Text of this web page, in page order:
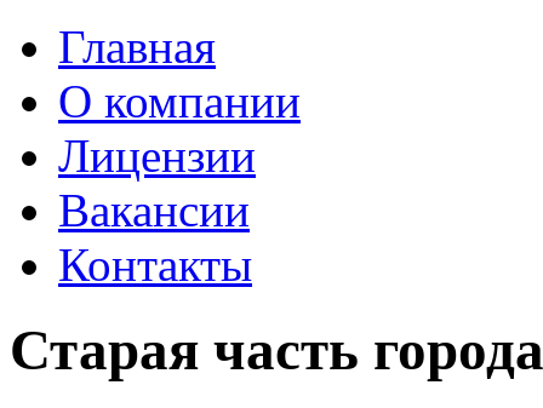
Главная
О компании
Лицензии
Вакансии
Контакты
Старая часть